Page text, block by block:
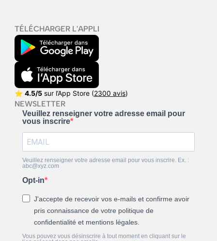
TÉLÉCHARGER L'APPLI
⭐ 4.5/5 sur l’App Store (2300 avis)
NEWSLETTER
Veuillez renseigner votre adresse email pour
vous inscrire
Veuillez renseigner votre adresse email pour vous inscrire. Ex. :
abc@xyz.com
Opt-in
J'accepte de recevoir vos e-mails et confirme avoir
pris connaissance de votre politique de
confidentialité et mentions légales.
Vous pouvez vous désinscrire à tout moment en cliquant sur le